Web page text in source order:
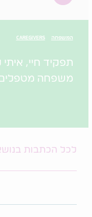
המשפחה CAREGIVERS
תפקיד חיי, איתי
משפחה
לכל הכתבות